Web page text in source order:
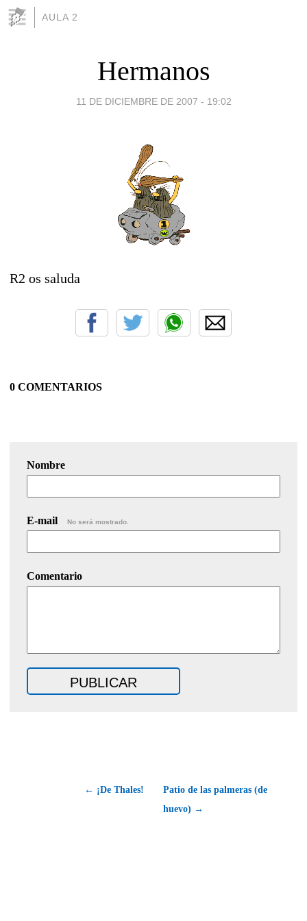
AULA 2
Hermanos
11 DE DICIEMBRE DE 2007 - 19:02
R2 os saluda
0 COMENTARIOS
Nombre
E-mail No será mostrado.
Comentario
← ¡De Thales!
Patio de las palmeras (de
huevo) →